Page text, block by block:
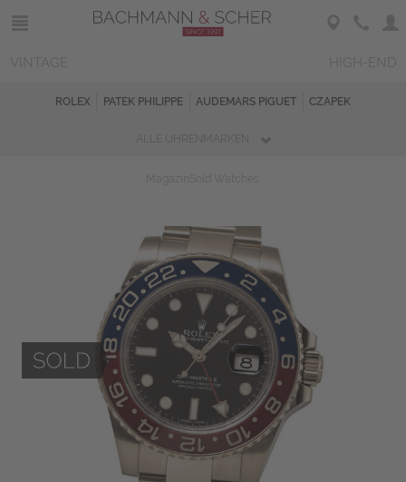
ROLEX PATEK PHILIPPE AUDEMARS PIGUET CZAPEK